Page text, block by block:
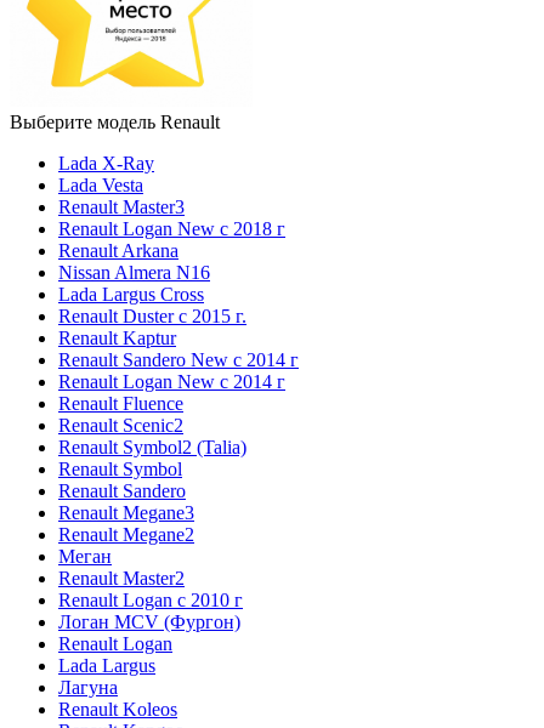
Выберите модель Renault
Lada X-Ray
Lada Vesta
Renault Master3
Renault Logan New с 2018 г
Renault Arkana
Nissan Almera N16
Lada Largus Cross
Renault Duster с 2015 г.
Renault Kaptur
Renault Sandero New с 2014 г
Renault Logan New с 2014 г
Renault Fluence
Renault Scenic2
Renault Symbol2 (Talia)
Renault Symbol
Renault Sandero
Renault Megane3
Renault Megane2
Меган
Renault Master2
Renault Logan c 2010 г
Логан МСV (Фургон)
Renault Logan
Lada Largus
Лагуна
Renault Koleos